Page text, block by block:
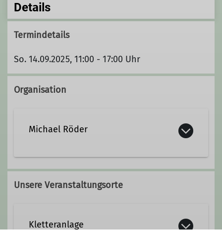
Details
Termindetails
So. 14.09.2025, 11:00 - 17:00 Uhr
Organisation
Michael Röder
michael.roeder@dav-lu.de
Unsere Veranstaltungsorte
Kletteranlage